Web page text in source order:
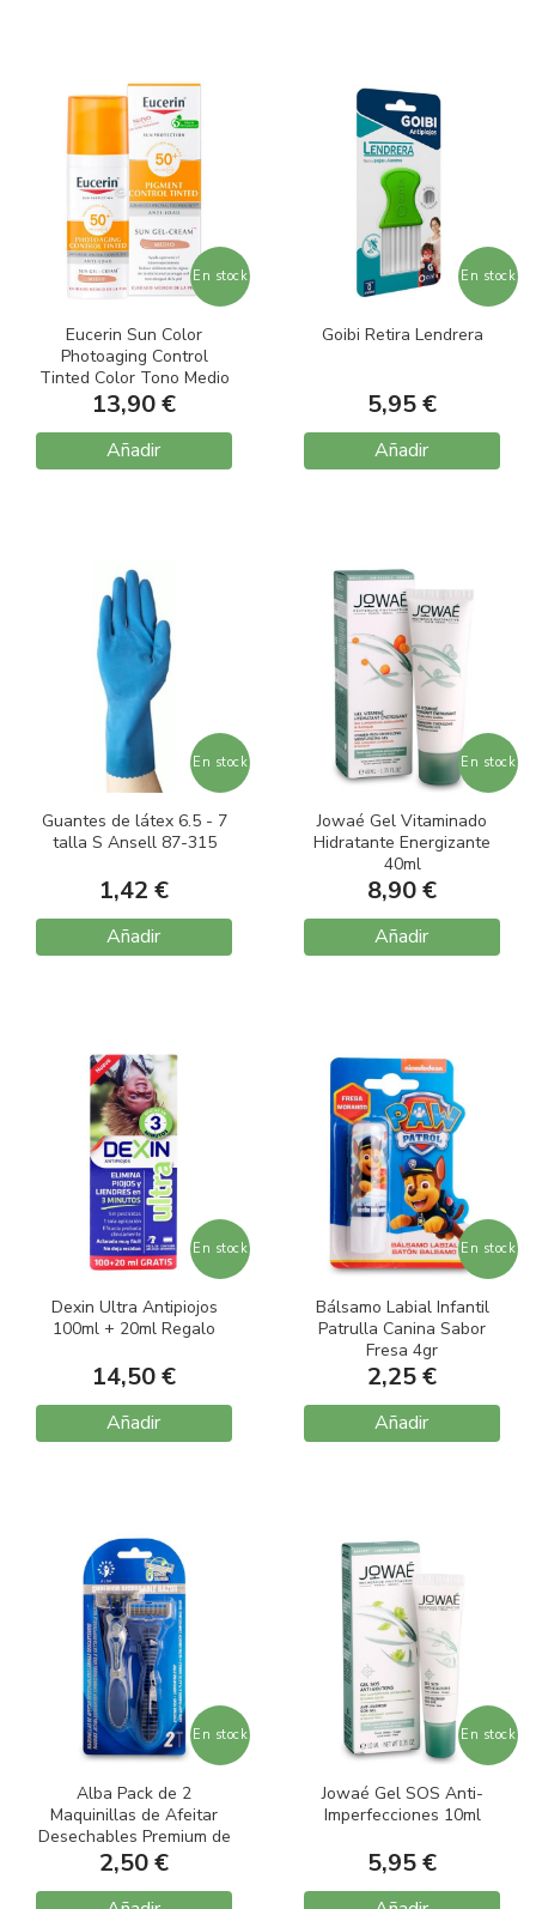
En stock
Eucerin Sun Color
Photoaging Control
Tinted Color Tono Medio
SPF50+ Gel-Crema 50ml
13,90 €
Añadir
En stock
Goibi Retira Lendrera
5,95 €
Añadir
En stock
Guantes de látex 6.5 - 7
talla S Ansell 87-315
1,42 €
Añadir
En stock
Jowaé Gel Vitaminado
Hidratante Energizante
40ml
8,90 €
Añadir
En stock
Dexin Ultra Antipiojos
100ml + 20ml Regalo
14,50 €
Añadir
En stock
Bálsamo Labial Infantil
Patrulla Canina Sabor
Fresa 4gr
2,25 €
Añadir
En stock
Alba Pack de 2
Maquinillas de Afeitar
Desechables Premium de
6 Hojas
2,50 €
En stock
Jowaé Gel SOS Anti-
Imperfecciones 10ml
5,95 €